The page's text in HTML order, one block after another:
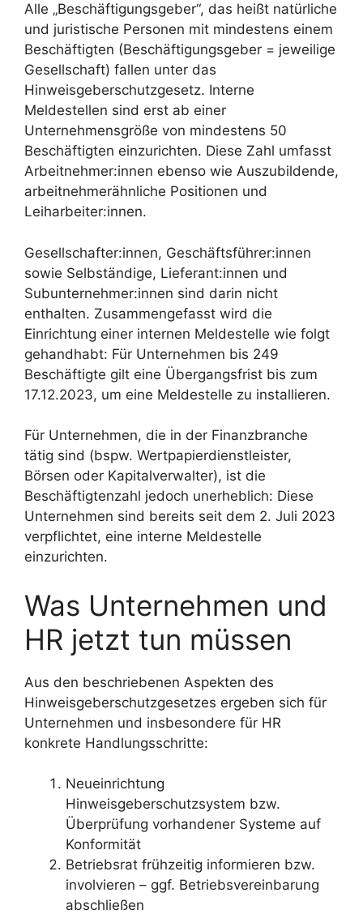
Alle „Beschäftigungsgeber“, das heißt natürliche
und juristische Personen mit mindestens einem
Beschäftigten (Beschäftigungsgeber = jeweilige
Gesellschaft) fallen unter das
Hinweisgeberschutzgesetz. Interne
Meldestellen sind erst ab einer
Unternehmensgröße von mindestens 50
Beschäftigten einzurichten. Diese Zahl umfasst
Arbeitnehmer:innen ebenso wie Auszubildende,
arbeitnehmerähnliche Positionen und
Leiharbeiter:innen.
Gesellschafter:innen, Geschäftsführer:innen
sowie Selbständige, Lieferant:innen und
Subunternehmer:innen sind darin nicht
enthalten. Zusammengefasst wird die
Einrichtung einer internen Meldestelle wie folgt
gehandhabt: Für Unternehmen bis 249
Beschäftigte gilt eine Übergangsfrist bis zum
17.12.2023, um eine Meldestelle zu installieren.
Für Unternehmen, die in der Finanzbranche
tätig sind (bspw. Wertpapierdienstleister,
Börsen oder Kapitalverwalter), ist die
Beschäftigtenzahl jedoch unerheblich: Diese
Unternehmen sind bereits seit dem 2. Juli 2023
verpflichtet, eine interne Meldestelle
einzurichten.
Was Unternehmen und
HR jetzt tun müssen
Aus den beschriebenen Aspekten des
Hinweisgeberschutzgesetzes ergeben sich für
Unternehmen und insbesondere für HR
konkrete Handlungsschritte:
Neueinrichtung
Hinweisgeberschutzsystem bzw.
Überprüfung vorhandener Systeme auf
Konformität
Betriebsrat frühzeitig informieren bzw.
involvieren – ggf. Betriebsvereinbarung
abschließen